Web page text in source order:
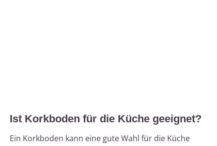
Ist Korkboden für die Küche geeignet?
Ein Korkboden kann eine gute Wahl für die Küche